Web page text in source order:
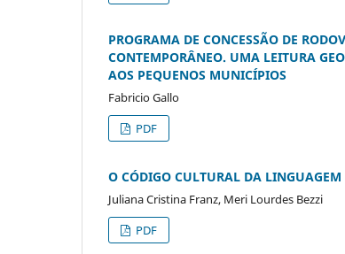
PROGRAMA DE CONCESSÃO DE
CONTEMPORÂNEO. UMA LEITURA
AOS PEQUENOS MUNICÍPIOS
Fabricio Gallo
PDF
O CÓDIGO CULTURAL DA
Juliana Cristina Franz, Meri Lourdes Bezzi
PDF